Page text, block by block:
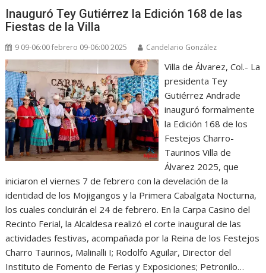
Inauguró Tey Gutiérrez la Edición 168 de las
Fiestas de la Villa
9 09-06:00 febrero 09-06:00 2025 Candelario González
Villa de Álvarez, Col.- La
presidenta Tey
Gutiérrez Andrade
inauguró formalmente
la Edición 168 de los
Festejos Charro-
Taurinos Villa de
Álvarez 2025, que
iniciaron el viernes 7 de febrero con la develación de la
identidad de los Mojigangos y la Primera Cabalgata Nocturna,
los cuales concluirán el 24 de febrero. En la Carpa Casino del
Recinto Ferial, la Alcaldesa realizó el corte inaugural de las
actividades festivas, acompañada por la Reina de los Festejos
Charro Taurinos, Malinalli I; Rodolfo Aguilar, Director del
Instituto de Fomento de Ferias y Exposiciones; Petronilo…